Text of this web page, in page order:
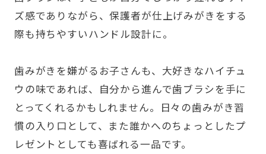
ズ感でありながら、保護者が仕上げみがきをする
際も持ちやすいハンドル設計に。
歯みがきを嫌がるお子さんも、大好きなハイチュ
ウの味であれば、自分から進んで歯ブラシを手に
とってくれるかもしれません。日々の歯みがき習
慣の入り口として、また誰かへのちょっとしたプ
レゼントとしても喜ばれる一品です。